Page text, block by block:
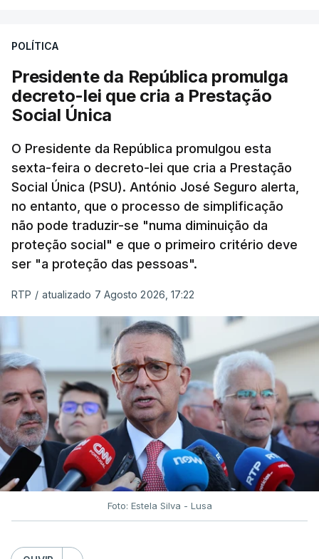
POLÍTICA
Presidente da República promulga
decreto-lei que cria a Prestação
Social Única
O Presidente da República promulgou esta
sexta-feira o decreto-lei que cria a Prestação
Social Única (PSU). António José Seguro alerta,
no entanto, que o processo de simplificação
não pode traduzir-se "numa diminuição da
proteção social" e que o primeiro critério deve
ser "a proteção das pessoas".
RTP / atualizado 7 Agosto 2026, 17:22
Foto: Estela Silva - Lusa